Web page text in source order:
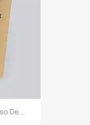
De...